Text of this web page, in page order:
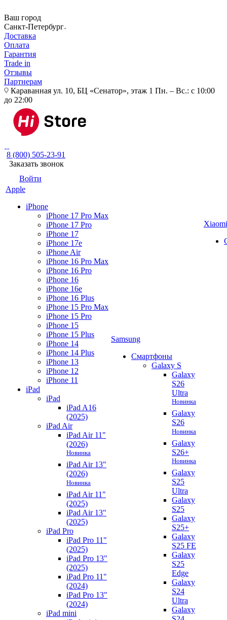
Ваш город
Санкт-Петербург
Доставка
Оплата
Гарантия
Trade in
Отзывы
Партнерам
Караванная ул. 10, БЦ «Сенатор», этаж 1 Пн. – Вс.: с 10:00
до 22:00
8 (800) 505-23-91
Заказать звонок
Войти
Apple
iPhone
iPhone 17 Pro Max
iPhone 17 Pro
iPhone 17
iPhone 17e
iPhone Air
iPhone 16 Pro Max
iPhone 16 Pro
iPhone 16
iPhone 16e
iPhone 16 Plus
iPhone 15 Pro Max
iPhone 15 Pro
iPhone 15
iPhone 15 Plus
iPhone 14
iPhone 14 Plus
iPhone 13
iPhone 12
iPhone 11
iPad
iPad
iPad A16
(2025)
iPad Air
iPad Air 11"
(2026)
Новинка
iPad Air 13"
(2026)
Новинка
iPad Air 11"
(2025)
iPad Air 13"
(2025)
iPad Pro
iPad Pro 11"
(2025)
iPad Pro 13"
(2025)
iPad Pro 11"
(2024)
iPad Pro 13"
(2024)
iPad mini
Samsung
Смартфоны
Galaxy S
Galaxy
S26
Ultra
Новинка
Galaxy
S26
Новинка
Galaxy
S26+
Новинка
Galaxy
S25
Ultra
Galaxy
S25
Galaxy
S25+
Galaxy
S25 FE
Galaxy
S25
Edge
Galaxy
S24
Ultra
Galaxy
Xiaomi